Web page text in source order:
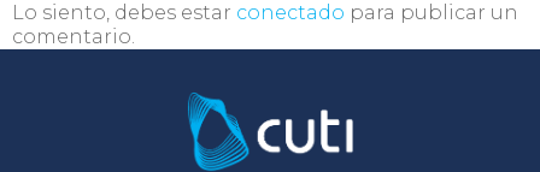
Lo siento, debes estar conectado para publicar un
comentario.